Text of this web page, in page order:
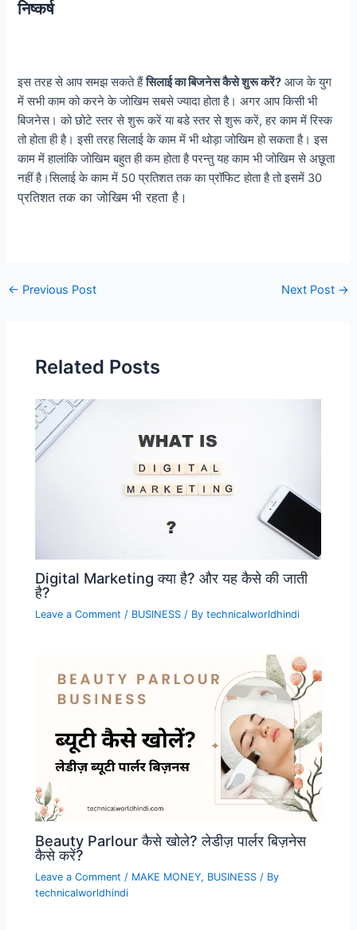
निष्कर्ष
इस तरह से आप समझ सकते हैंसिलाई का बिजनेस कैसे शुरू करें? आज के युग
में सभी काम को करने के जोखिम सबसे ज्यादा होता है। अगर आप किसी भी
बिजनेस। को छोटे स्तर से शुरू करें या बडे स्तर से शुरू करें, हर काम में रिस्क
तो होता ही है। इसी तरह सिलाई के काम में भी थोड़ा जोखिम हो सकता है। इस
काम में हालांकि जोखिम बहुत ही कम होता है परन्तु यह काम भी जोखिम से अछूता
नहीं है।सिलाई के काम में 50 प्रतिशत तक का प्रॉफिट होता है तो इसमें 30
प्रतिशत तक का जोखिम भी रहता है।
Post
← Previous Post Next Post →
Related Posts
Digital Marketing क्या है? और यह कैसे की जाती
है?
Leave a Comment / BUSINESS / Bytechnicalworldhindi
Beauty Parlour कैसे खोले? लेडीज़ पार्लर बिज़नेस
कैसे करें?
Leave a Comment / MAKE MONEY, BUSINESS / By
technicalworldhindi